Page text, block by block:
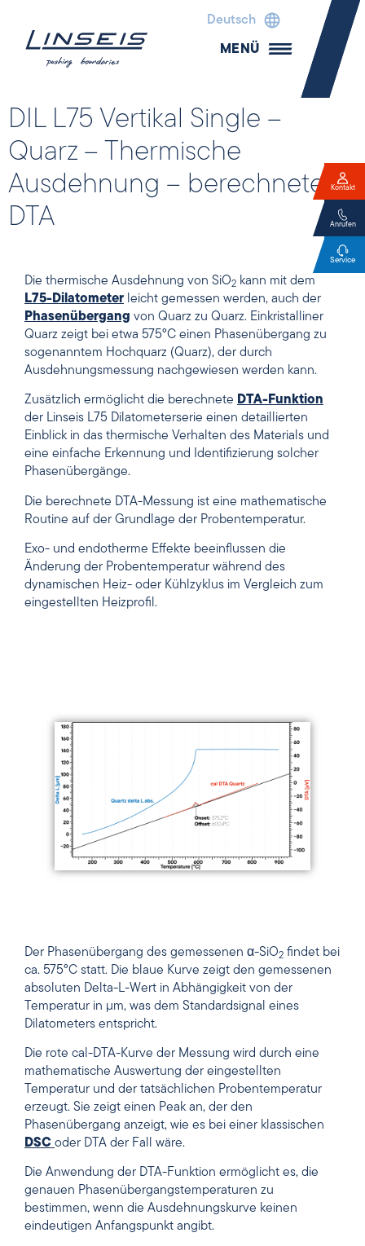
Deutsch
MENÜ
DIL L75 Vertikal Single –
Quarz – Thermische
Ausdehnung – berechnete
DTA
Die thermische Ausdehnung von SiO2 kann mit dem
L75-Dilatometer leicht gemessen werden, auch der
Phasenübergang von Quarz zu Quarz. Einkristalliner
Quarz zeigt bei etwa 575°C einen Phasenübergang zu
sogenanntem Hochquarz (Quarz), der durch
Ausdehnungsmessung nachgewiesen werden kann.
Zusätzlich ermöglicht die berechnete DTA-Funktion
der Linseis L75 Dilatometerserie einen detaillierten
Einblick in das thermische Verhalten des Materials und
eine einfache Erkennung und Identifizierung solcher
Phasenübergänge.
Die berechnete DTA-Messung ist eine mathematische
Routine auf der Grundlage der Probentemperatur.
Exo- und endotherme Effekte beeinflussen die
Änderung der Probentemperatur während des
dynamischen Heiz- oder Kühlzyklus im Vergleich zum
eingestellten Heizprofil.
Der Phasenübergang des gemessenen α-SiO2 findet bei
ca. 575°C statt. Die blaue Kurve zeigt den gemessenen
absoluten Delta-L-Wert in Abhängigkeit von der
Temperatur in µm, was dem Standardsignal eines
Dilatometers entspricht.
Die rote cal-DTA-Kurve der Messung wird durch eine
mathematische Auswertung der eingestellten
Temperatur und der tatsächlichen Probentemperatur
erzeugt. Sie zeigt einen Peak an, der den
Phasenübergang anzeigt, wie es bei einer klassischen
DSC oder DTA der Fall wäre.
Die Anwendung der DTA-Funktion ermöglicht es, die
genauen Phasenübergangstemperaturen zu
bestimmen, wenn die Ausdehnungskurve keinen
eindeutigen Anfangspunkt angibt.
Kontakt
Anrufen
Service